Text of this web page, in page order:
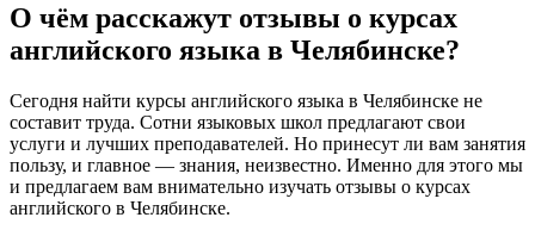
О чём расскажут отзывы о курсах
английского языка в Челябинске?
Сегодня найти курсы английского языка в Челябинске не
составит труда. Сотни языковых школ предлагают свои
услуги и лучших преподавателей. Но принесут ли вам занятия
пользу, и главное — знания, неизвестно. Именно для этого мы
и предлагаем вам внимательно изучать отзывы о курсах
английского в Челябинске.